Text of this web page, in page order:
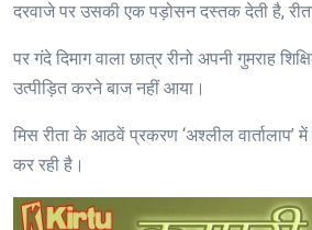
दरवाजे पर उसकी एक पड़ोसन दस्तक देती है,
पर गंदे दिमाग वाला छात्र रीनो अपनी गुमराह
उत्पीड़ित करने बाज नहीं आया।
मिस रीता के आठवें प्रकरण ‘अश्लील वार्तालाप’
कर रही है।